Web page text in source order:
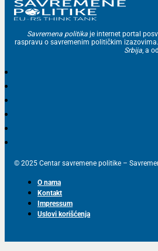
Savremena politika je internet portal
raspravu o savremenim političkim
Srbija, a
© 2025 Centar savremene politike –
O nama
Kontakt
Impressum
Uslovi korišćenja